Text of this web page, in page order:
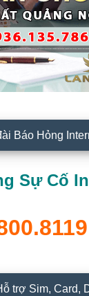
Báo Hỏng
Sự Cố
trợ Sim, Card,